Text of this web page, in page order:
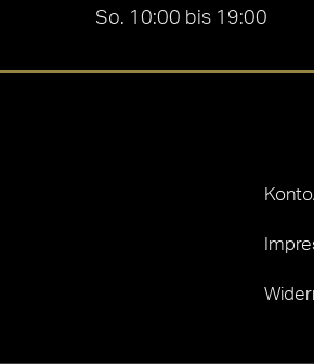
So. 10:00 bis 19:00